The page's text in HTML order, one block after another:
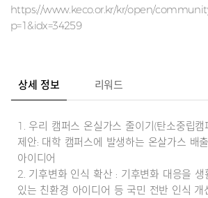
https://www.keco.or.kr/kr/open/
p=1&idx=34259
상세 정보 리워드
1. 우리 캠퍼스 온실가스 줄이기(탄소중립
제안: 대학 캠퍼스에 발생하는 온살가스 배
아이디어
2. 기후변화 인식 확산 : 기후변화 대응을 생
있는 친환경 아이디어 등 국민 전반 인식 개